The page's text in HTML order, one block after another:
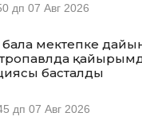
дп 07 Авг 2026
мектепке
басталды
дп 07 Авг 2026